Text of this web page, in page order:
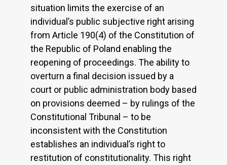
situation limits the exercise of an
individual’s public subjective right arising
from Article 190(4) of the Constitution of
the Republic of Poland enabling the
reopening of proceedings. The ability to
overturn a final decision issued by a
court or public administration body based
on provisions deemed – by rulings of the
Constitutional Tribunal – to be
inconsistent with the Constitution
establishes an individual’s right to
restitution of constitutionality. This right